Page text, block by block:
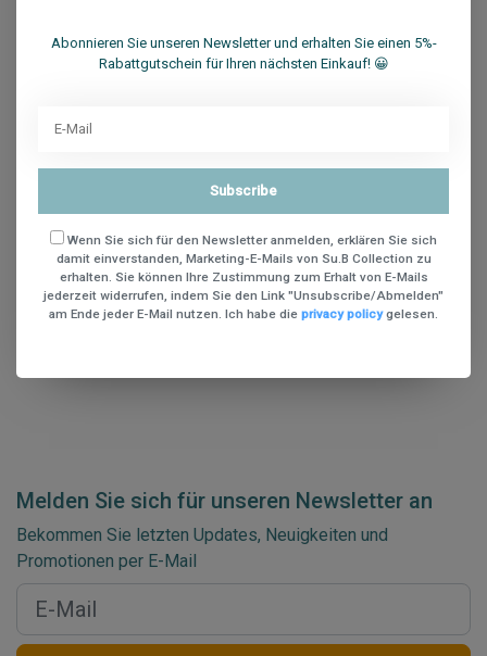
Vergleichen
1
Open filters
Melden Sie sich für unseren Newsletter an
Bekommen Sie letzten Updates, Neuigkeiten und
Promotionen per E-Mail
Abonnieren Sie unseren Newsletter und erhalten Sie einen 5%-
Rabattgutschein für Ihren nächsten Einkauf! 😀
Subscribe
Wenn Sie sich für den Newsletter anmelden, erklären Sie sich
damit einverstanden, Marketing-E-Mails von Su.B Collection zu
erhalten. Sie können Ihre Zustimmung zum Erhalt von E-Mails
jederzeit widerrufen, indem Sie den Link "Unsubscribe/Abmelden"
am Ende jeder E-Mail nutzen. Ich habe die privacy policy gelesen.